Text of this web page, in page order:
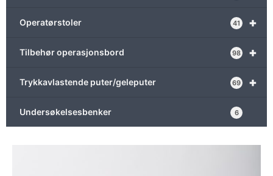
+
Operatørstoler 41
+
Tilbehør operasjonsbord 98
+
Trykkavlastende puter/geleputer 69
Undersøkelsesbenker 6